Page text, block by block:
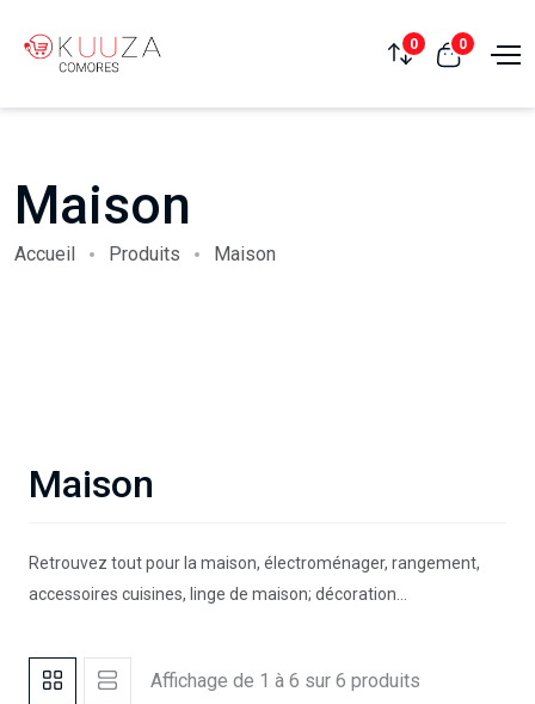
0 0
Maison
Accueil Produits Maison
Maison
Retrouvez tout pour la maison, électroménager, rangement,
accessoires cuisines, linge de maison; décoration…
Affichage de 1 à 6 sur 6 produits